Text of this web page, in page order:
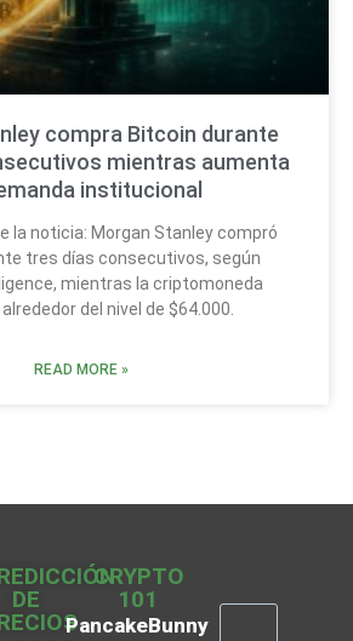
compra Bitcoin durante
mientras aumenta
institucional
la noticia: Morgan Stanley compró
tres días consecutivos, según
mientras la criptomoneda
del nivel de $64.000.
READ MORE »
DE
CRYPTO
101
PancakeBunny